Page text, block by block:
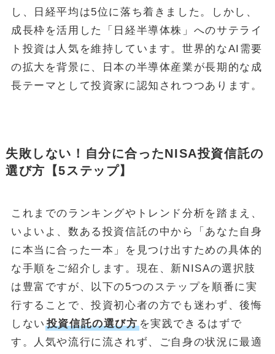
し、日経平均は5位に落ち着きました。しかし、
成長枠を活用した「日経半導体株」へのサテライ
ト投資は人気を維持しています。世界的なAI需要
の拡大を背景に、日本の半導体産業が長期的な成
長テーマとして投資家に認知されつつあります。
失敗しない！自分に合ったNISA投資信託の
選び方【5ステップ】
これまでのランキングやトレンド分析を踏まえ、
いよいよ、数ある投資信託の中から「あなた自身
に本当に合った一本」を見つけ出すための具体的
な手順をご紹介します。現在、新NISAの選択肢
は豊富ですが、以下の5つのステップを順番に実
行することで、投資初心者の方でも迷わず、後悔
しない 投資信託の選び方を実践できるはずで
す。人気や流行に流されず、ご自身の状況に最適